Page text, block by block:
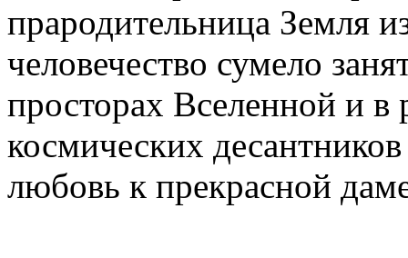
прародительница Земля
человечество сумело
просторах Вселенной и в
космических
любовь к прекрасной